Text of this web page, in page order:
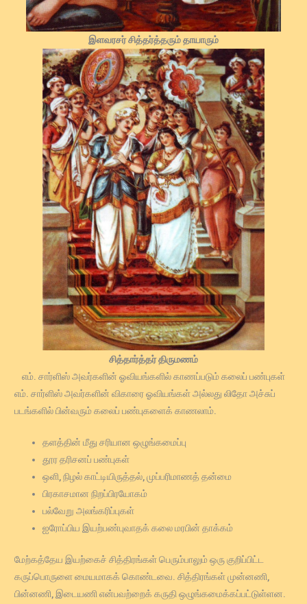
இளவரசர் சித்தர்த்தரும் தாயாரும்
சித்தார்த்தர் திருமணம்
எம். சார்ளிஸ் அவர்களின் ஓவியங்களில் காணப்படும் கலைப் பண்புகள்
எம். சார்ளிஸ் அவர்களின் விகாரை ஓவியங்கள் அல்லது லிதோ அச்சுப்
படங்களில் பின்வரும் கலைப் பண்புகளைக் காணலாம்.
தளத்தின் மீது சரியான ஒழுங்கமைப்பு
தூர தரிசனப் பண்புகள்
ஒளி, நிழல் காட்டியிருத்தல், முப்பரிமாணத் தன்மை
பிரகாசமான நிறப்பிரயோகம்
பல்வேறு அலங்கரிப்புகள்
ஐரோப்பிய இயற்பண்புவாதக் கலை மரபின் தாக்கம்
மேற்கத்தேய இயற்கைச் சித்திரங்கள் பெரும்பாலும் ஒரு குறிப்பிட்ட
கருப்பொருளை மையமாகக் கொண்டவை. சித்திரங்கள் முன்னணி,
பின்னணி, இடையணி என்பவற்றைக் கருதி ஒழுங்கமைக்கப்பட்டுள்ளன.